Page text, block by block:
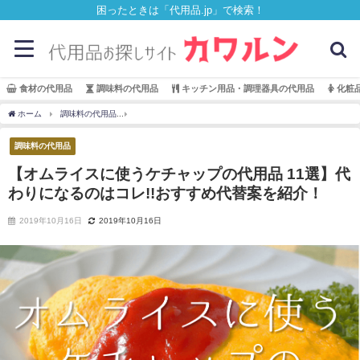
困ったときは「代用品.jp」で検索！
食材の代用品 調味料の代用品 キッチン用品・調理器具の代用品 化粧
ホーム 調味料の代用品
調味料の代用品
【オムライスに使うケチャップの代用品 11選】代
わりになるのはコレ!!おすすめ代替案を紹介！
2019年10月16日 2019年10月16日